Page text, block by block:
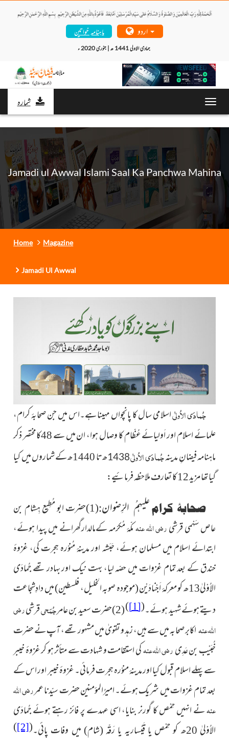
ماہنامہ خواتین
شمارہ
Jamadi ul Awwal Islami Saal Ka Panchwa Mahina
Home Magazine
Jamadi Ul Awwal
جُمادَی الاُولٰیاسلامی سال کا پانچواں مہینا ہے۔اس میں جن صحابۂ کرام،
علمائے اسلام اور اَولیائے عُظّام کا وصال ہوا، ان میں سے 48کامختصر ذکر
ماہنامہ فیضانِ مدینہجُمادَی الاُولٰی1438
ھ تا 1440ھ کے شماروں میں کیا
گیا تھا مزید 12 کا تعارف ملاحظہ فرمائیے:
صحابۂ کرامعلیہمُ الرِّضوان:
( 1)حضرت ابو مُطِیع ہِشام بن
عاص سَہْمی قرشیرضی اللہ عنہمکّۂ مُکرّمہ کےمالدارگھرانے میں پیدا ہوئے،
ابتدائے اسلام میں مسلمان ہوئے، حَبَشہ اور مدینۂ مُنوّرہ ہجرت کی، غزوۂ
خندق کے بعد تمام غزوات میں حصّہ لیا، بہت نیک اور بہادرتھے جُمادَی
الاُوْلیٰ13ھ کو معرکۂ اَجْنادَیْن
(موجودہ صوبہ الخلیل، فلسطین)میں دادِشجاعت
دیتے ہوئے شہید ہوئے۔(
[1]
)(2)حضرت سعید بن عامرجُمَحیقرشیرضی
اللہ عنہاکابر صحابہ میں سے ہیں، زہد و تقویٰمیں مشہور تھے، آپ نے حضرت
خُبَیْب بن عَدِیرضی اللہ عنہکی استقامت و شہادت سے متأثر ہو کر غزوۂ خیبر
سے پہلے اسلام قبول کیا اور مدینۂ منوّرہ ہجرت فرمائی۔ غزوۂ خیبر اور اس کے
بعد تمام غزوات میں شریک ہوئے۔ امیرُالمؤمنین حضرت سیّدنا عمررضی اللہ
عنہنے انہیں حِمْص کا گورنر بنایا، اسی عہدے پر فائز رہتے ہوئے جُمادَی
الاُوْلیٰ 20ھ کو حِمْص یا قَيْساریہ یا رَقّہ
(شام)میں وفات پائی۔(
[2]
)